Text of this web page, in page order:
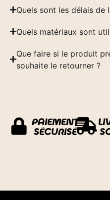
Quels sont les délais
Quels matériaux sont
Que faire si le produit
souhaite le retourner ?
PAIEMENT
SÉCURISÉ